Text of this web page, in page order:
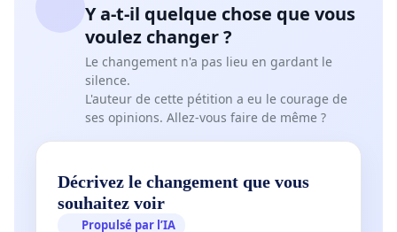
Y a-t-il quelque chose que vous
voulez changer ?
Le changement n'a pas lieu en gardant le
silence.
L'auteur de cette pétition a eu le courage de
ses opinions. Allez-vous faire de même ?
Décrivez le changement que vous
souhaitez voir
Propulsé par l’IA